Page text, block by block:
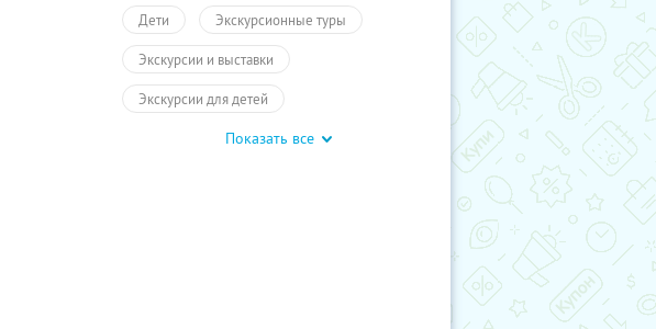
Дети Экскурсионные туры
Экскурсии и выставки
Экскурсии для детей
Автобусные экскурсии Экскурсии
Показать все